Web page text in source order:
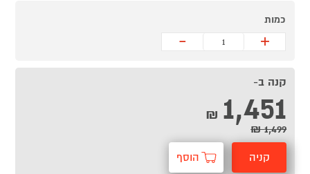
כמות
+
-
קנה ב-
1,451
₪
1,499 ₪
קניה הוסף